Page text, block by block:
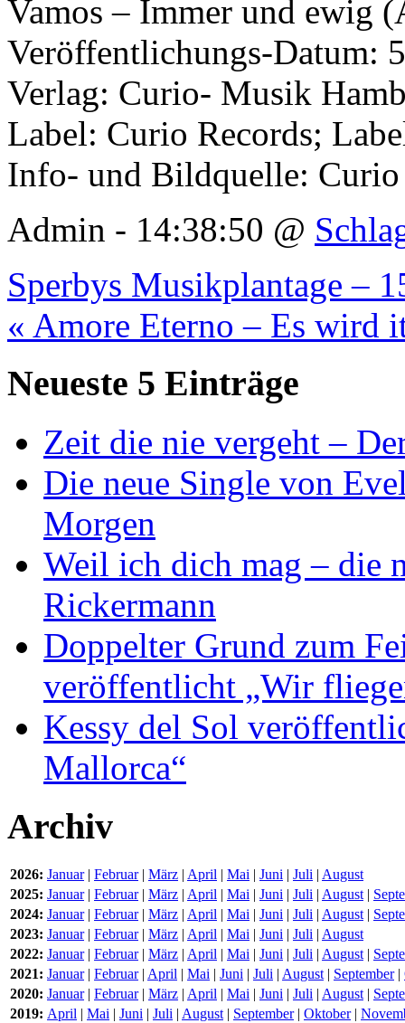
Vamos – Immer und ewig
Veröffentlichungs-Datum:
Verlag: Curio- Musik
Label: Curio Records;
Info- und Bildquelle: Curio
Admin - 14:38:50 @
Sperbys Musikplantage –
« Amore Eterno – Es wird
Neueste 5 Einträge
Zeit die nie vergeht –
Die neue Single von
Morgen
Weil ich dich mag – die
Rickermann
Doppelter Grund zum
veröffentlicht „Wir
Kessy del Sol
Mallorca“
Archiv
2026: Januar| Februar| März | April | Mai | Juni | Juli | August
2025: Januar| Februar| März | April | Mai | Juni | Juli | August|
2024: Januar| Februar| März | April | Mai | Juni | Juli | August|
2023: Januar| Februar| März | April | Mai | Juni | Juli | August
2022: Januar| Februar| März | April | Mai | Juni | Juli | August|
2021: Januar| Februar| April | Mai | Juni | Juli | August| September|
2020: Januar| Februar| März | April | Mai | Juni | Juli | August|
2019: April | Mai | Juni | Juli | August| September| Oktober|